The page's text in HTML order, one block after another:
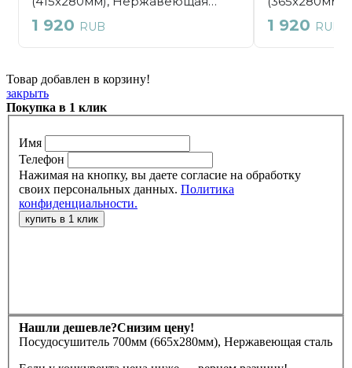
Товар добавлен в корзину!
закрыть
Покупка в 1 клик
Имя
Телефон
Нажимая на кнопку, вы даете согласие на обработку
своих персональных данных. Политика
конфиденциальности.
Нашли дешевле?Снизим цену!
Посудосушитель 700мм (665х280мм), Нержавеющая сталь